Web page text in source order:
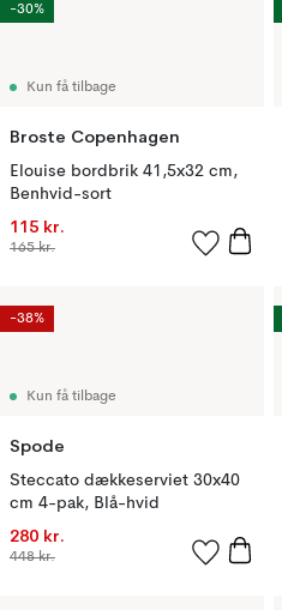
Kun få tilbage
Broste Copenhagen
Elouise bordbrik 41,5x32 cm,
Benhvid-sort
115 kr.
165 kr.
-30%
Kun få tilbage
Spode
Steccato dækkeserviet 30x40
cm 4-pak, Blå-hvid
280 kr.
448 kr.
-38%